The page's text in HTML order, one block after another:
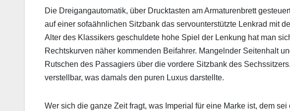
Die Dreigangautomatik, über Drucktasten am Armaturenbrett
auf einer sofaähnlichen Sitzbank das servounterstützte Lenkrad mit
Alter des Klassikers geschuldete hohe Spiel der Lenkung hat man
Rechtskurven näher kommenden Beifahrer. Mangelnder Seitenhalt
Rutschen des Passagiers über die vordere Sitzbank des
verstellbar, was damals den puren Luxus darstellte.
Wer sich die ganze Zeit fragt, was Imperial für eine Marke ist, dem